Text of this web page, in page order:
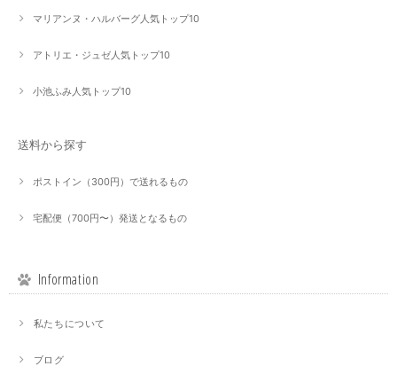
マリアンヌ・ハルバーグ人気トップ10
アトリエ・ジュゼ人気トップ10
小池ふみ人気トップ10
送料から探す
ポストイン（300円）で送れるもの
宅配便（700円〜）発送となるもの
Information
私たちについて
ブログ